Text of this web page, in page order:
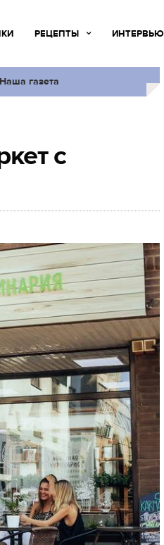
РЕЦЕПТЫ ИНТЕРВЬЮ
Наша газета
с